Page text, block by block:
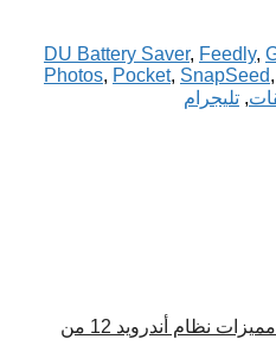
DU Battery Saver, Feedly,
Photos, Pocket, SnapSeed,
, تليجرام
صور مسربة تكشف بعض مميزات نظام أندرويد 12 من